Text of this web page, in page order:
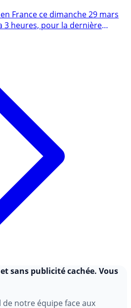
France ce dimanche 29 mars
3 heures, pour la dernière
sans publicité cachée. Vous